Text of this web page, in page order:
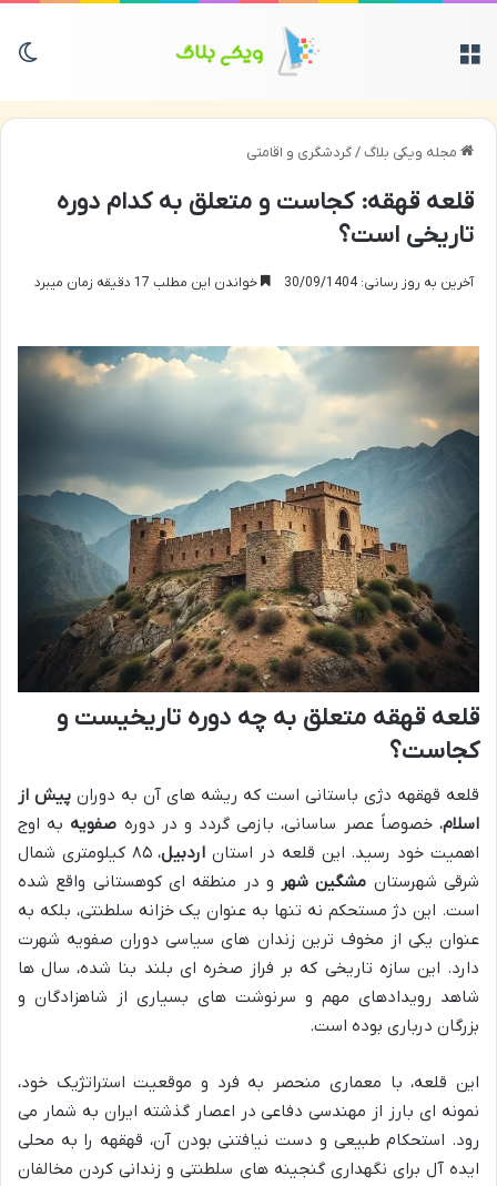
مجله ویکی بلاگ/گردشگری و اقامتی
قلعه قهقه: کجاست و متعلق به کدام دوره
تاریخی است؟
آخرین به روز رسانی: 30/09/1404 خواندن این مطلب 17 دقیقه زمان میبرد
قلعه قهقه متعلق به چه دوره تاریخیست و
کجاست؟
قلعه قهقهه دژی باستانی است که ریشه های آن به دوران پیش از
اسلام، خصوصاً عصر ساسانی، بازمی گردد و در دوره صفویه به اوج
اهمیت خود رسید. این قلعه در استان اردبیل
، ۸۵ کیلومتری شمال
شرقی شهرستان مشگین شهر و در منطقه ای کوهستانی واقع شده
است. این دژ مستحکم نه تنها به عنوان یک خزانه سلطنتی، بلکه به
عنوان یکی از مخوف ترین زندان های سیاسی دوران صفویه شهرت
دارد. این سازه تاریخی که بر فراز صخره ای بلند بنا شده، سال ها
شاهد رویدادهای مهم و سرنوشت های بسیاری از شاهزادگان و
بزرگان درباری بوده است.
این قلعه، با معماری منحصر به فرد و موقعیت استراتژیک خود،
نمونه ای بارز از مهندسی دفاعی در اعصار گذشته ایران به شمار می
رود. استحکام طبیعی و دست نیافتنی بودن آن، قهقهه را به محلی
ایده آل برای نگهداری گنجینه های سلطنتی و زندانی کردن مخالفان